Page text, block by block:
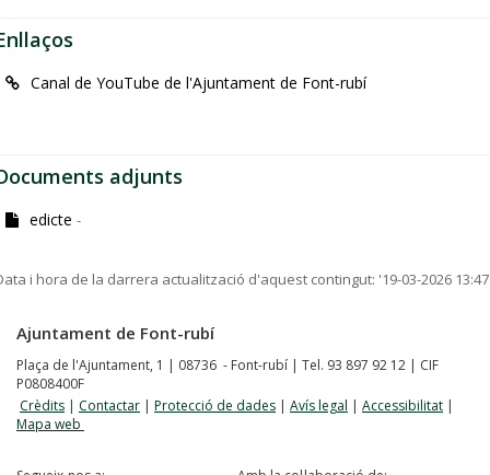
Canal de YouTube de l'Ajuntament de Font-rubí
adjunts
edicte -
i hora de la darrera actualització d'aquest contingut: '19-03-2026 13:47
Ajuntament de Font-rubí
Plaça de l'Ajuntament, 1 | 08736 - Font-rubí | Tel. 93 897 92 12 | CIF
P0808400F
Crèdits | Contactar | Protecció de dades | Avís legal | Accessibilitat |
Mapa web